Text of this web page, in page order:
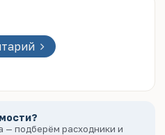
подберём расходники и